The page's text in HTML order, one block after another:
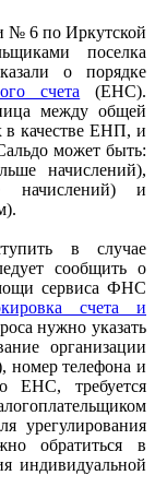
6 по Иркутской
поселка
о порядке
счета (ЕНС).
между общей
в качестве ЕНП, и
может быть:
начислений),
начислений) и
в случае
сообщить о
сервиса ФНС
счета и
нужно указать
организации
номер телефона и
ЕНС, требуется
урегулирования
обратиться в
индивидуальной